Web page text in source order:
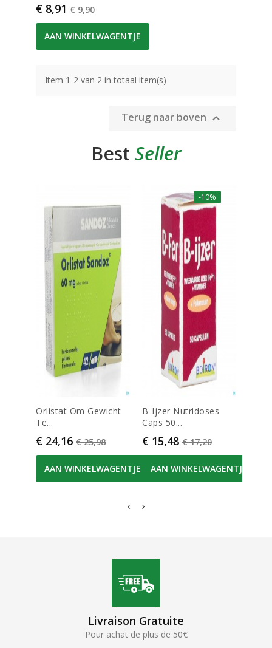
Prijs
€ 8,91 Normale prijs
€ 9,90
AAN WINKELWAGENTJE
Item 1-2 van 2 in totaal item(s)
Terug naar boven 
Best Seller
Orlistat Om Gewicht
Te...
Prijs
€ 24,16 Normale prijs
€ 25,98
AAN WINKELWAGENTJE
-10%
B-Ijzer Nutridoses
Caps 50...
Prijs
€ 15,48 Normale prijs
€ 17,20
AAN WINKELWAGENTJE
Livraison Gratuite
Pour achat de plus de 50€